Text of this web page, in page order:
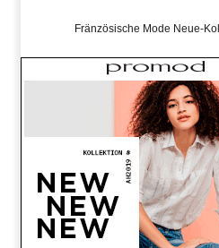
Fränzösische Mode Neue-